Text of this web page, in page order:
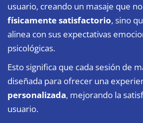
usuario, creando un masaje que
físicamente satisfactorio, sino
alinea con sus expectativas
psicológicas.
Esto significa que cada sesión de
diseñada para ofrecer una
personalizada, mejorando la
usuario.